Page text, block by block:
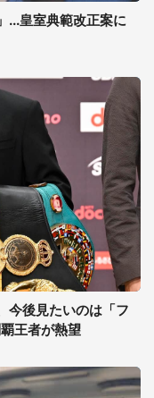
...皇室典範改正案に
今後見たいのは「フ
王者が熱望